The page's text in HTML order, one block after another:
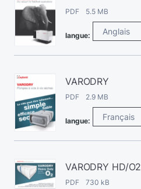
PDF 5.5 MB
langue:
VARODRY
PDF 2.9 MB
langue:
VARODRY HD/O2
PDF 730 kB